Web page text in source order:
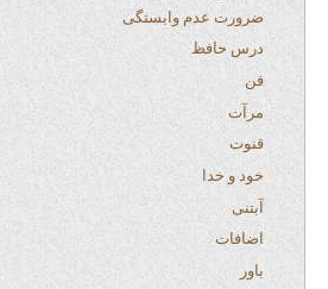
ضرورت عدم وابستگی
درس حافظ
فن
مرآت
قنوت
خود و خدا
آبتنی
اضافات
باور